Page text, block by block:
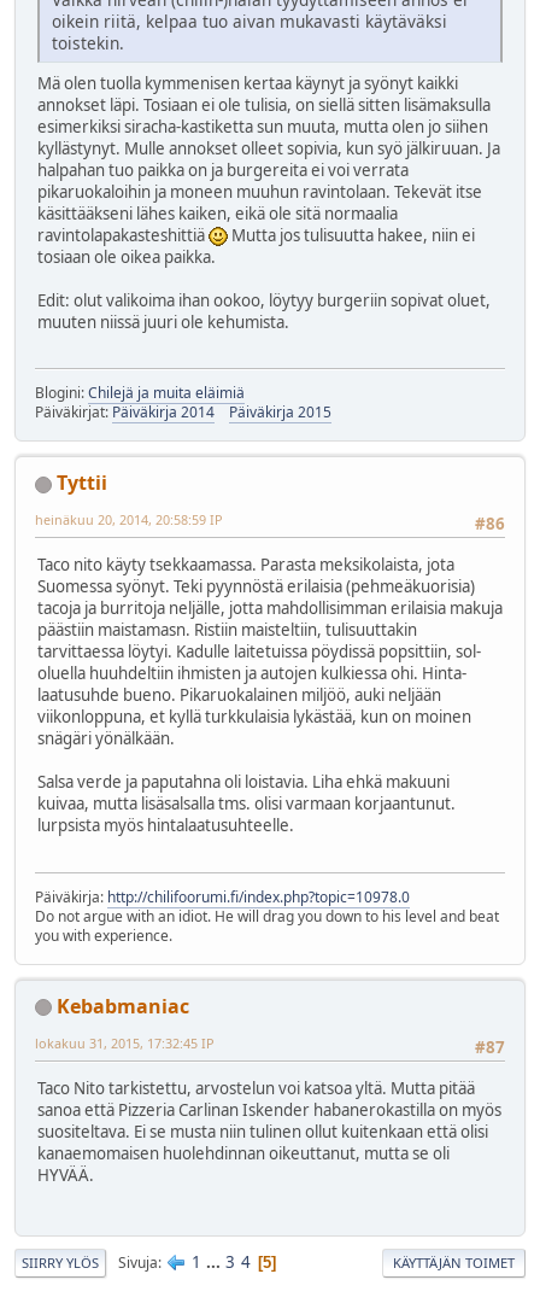
oikein riitä, kelpaa tuo aivan mukavasti käytäväksi
toistekin.
Mä olen tuolla kymmenisen kertaa käynyt ja syönyt kaikki
annokset läpi. Tosiaan ei ole tulisia, on siellä sitten lisämaksulla
esimerkiksi siracha-kastiketta sun muuta, mutta olen jo siihen
kyllästynyt. Mulle annokset olleet sopivia, kun syö jälkiruuan. Ja
halpahan tuo paikka on ja burgereita ei voi verrata
pikaruokaloihin ja moneen muuhun ravintolaan. Tekevät itse
käsittääkseni lähes kaiken, eikä ole sitä normaalia
ravintolapakasteshittiä
Mutta jos tulisuutta hakee, niin ei
tosiaan ole oikea paikka.
Edit: olut valikoima ihan ookoo, löytyy burgeriin sopivat oluet,
muuten niissä juuri ole kehumista.
Blogini:Chilejä ja muita eläimiä
Päiväkirjat: Päiväkirja 2014 Päiväkirja 2015
Tyttii
#86
heinäkuu 20, 2014, 20:58:59 IP
Taco nito käyty tsekkaamassa. Parasta meksikolaista, jota
Suomessa syönyt. Teki pyynnöstä erilaisia (pehmeäkuorisia)
tacoja ja burritoja neljälle, jotta mahdollisimman erilaisia makuja
päästiin maistamasn. Ristiin maisteltiin, tulisuuttakin
tarvittaessa löytyi. Kadulle laitetuissa pöydissä popsittiin, sol-
oluella huuhdeltiin ihmisten ja autojen kulkiessa ohi. Hinta-
laatusuhde bueno. Pikaruokalainen miljöö, auki neljään
viikonloppuna, et kyllä turkkulaisia lykästää, kun on moinen
snägäri yönälkään.
Salsa verde ja paputahna oli loistavia. Liha ehkä makuuni
kuivaa, mutta lisäsalsalla tms. olisi varmaan korjaantunut.
lurpsista myös hintalaatusuhteelle.
Päiväkirja: http://chilifoorumi.fi/index.php?topic=10978.0
Do not argue with an idiot. He will drag you down to his level and beat
you with experience.
Kebabmaniac
#87
lokakuu 31, 2015, 17:32:45 IP
Taco Nito tarkistettu, arvostelun voi katsoa yltä. Mutta pitää
sanoa että Pizzeria Carlinan Iskender habanerokastilla on myös
suositeltava. Ei se musta niin tulinen ollut kuitenkaan että olisi
kanaemomaisen huolehdinnan oikeuttanut, mutta se oli
HYVÄÄ.
SIIRRY YLÖS Sivuja 1 ... 3 4 5 KÄYTTÄJÄN TOIMET